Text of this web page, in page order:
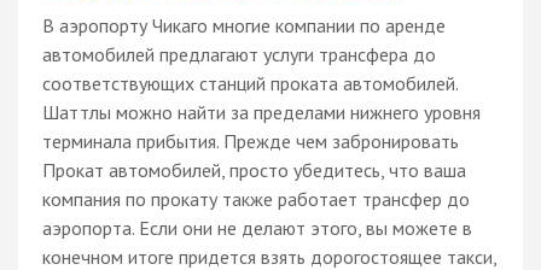
В аэропорту Чикаго многие компании по аренде
автомобилей предлагают услуги трансфера до
соответствующих станций проката автомобилей.
Шаттлы можно найти за пределами нижнего уровня
терминала прибытия. Прежде чем забронировать
Прокат автомобилей, просто убедитесь, что ваша
компания по прокату также работает трансфер до
аэропорта. Если они не делают этого, вы можете в
конечном итоге придется взять дорогостоящее такси,